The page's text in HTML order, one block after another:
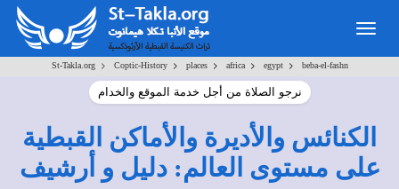
St-Takla.org> Coptic-History> places> africa> egypt> beba-el-fashn
نرجو الصلاة من أجل خدمة الموقع والخدام
الكنائس والأديرة والأماكن القبطية
على مستوى العالم: دليل و أرشيف